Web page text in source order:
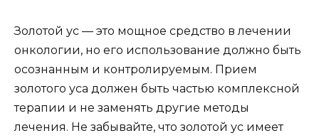
Золотой ус — это мощное средство в лечении
онкологии, но его использование должно быть
осознанным и контролируемым. Прием
золотого уса должен быть частью комплексной
терапии и не заменять другие методы
лечения. Не забывайте, что золотой ус имеет